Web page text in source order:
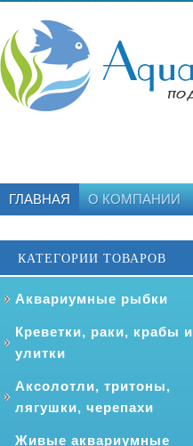
ГЛАВНАЯ О КОМПАНИИ
КАТЕГОРИИ ТОВАРОВ
Аквариумные рыбки
Креветки, раки, крабы и
улитки
Аксолотли, тритоны,
лягушки, черепахи
Живые аквариумные